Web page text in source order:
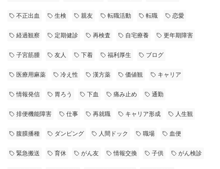
不正出血 生検 親友 転職活動 転職 恋愛
経過観察 定期健診 再検査 自宅療養 更年期障害
子宮筋腫 友人 下着 福利厚生 ブログ
医療用麻薬 冷え性 漢方薬 価値観 キャリア
情報発信 胃ろう 下血 痛み止め 通勤
排便機能障害 仕事 再就職 キャリア形成 人生観
腹膜播種 ダンピング 人間ドック 職場 血便
緊急搬送 育休 がん友 情報交換 子供 がん検診